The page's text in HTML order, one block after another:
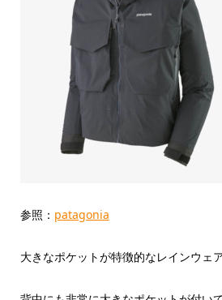
参照： patagonia
大きなポケットが特徴的なレインウェア